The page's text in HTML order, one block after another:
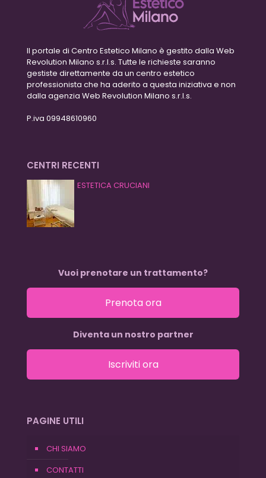
Il portale di Centro Estetico Milano è gestito dalla Web
Revolution Milano s.r.l.s. Tutte le richieste saranno
gestiste direttamente da un centro estetico
professionista che ha aderito a questa iniziativa e non
dalla agenzia Web Revolution Milano s.r.l.s.
P.iva 09948610960
CENTRI RECENTI
ESTETICA CRUCIANI
Vuoi prenotare un trattamento?
Prenota ora
Diventa un nostro partner
Iscriviti ora
PAGINE UTILI
CHI SIAMO
CONTATTI